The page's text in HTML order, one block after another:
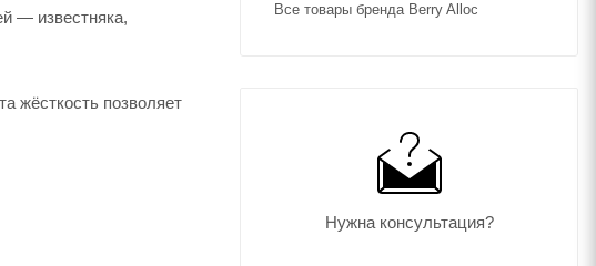
— известняка,
жёсткость позволяет
Все товары бренда Berry Alloc
Нужна консультация?